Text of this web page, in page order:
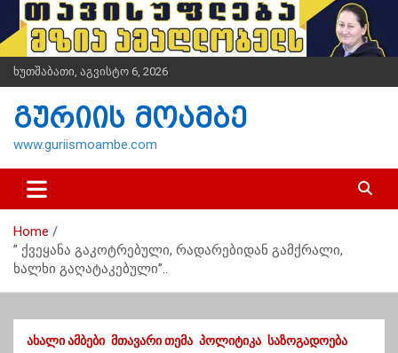
i
t
n
ხუთშაბათი, აგვისტო 6, 2026
გურიის მოამბე
www.guriismoambe.com
Home
” ქვეყანა გაკოტრებული, რადარებიდან გამქრალი,
ხალხი გაღატაკებული”..
ᲐᲮᲐᲚᲘ ᲐᲛᲑᲔᲑᲘ ᲛᲗᲐᲕᲐᲠᲘ ᲗᲔᲛᲐ ᲞᲝᲚᲘᲢᲘᲙᲐ ᲡᲐᲖᲝᲒᲐᲓᲝᲔᲑᲐ